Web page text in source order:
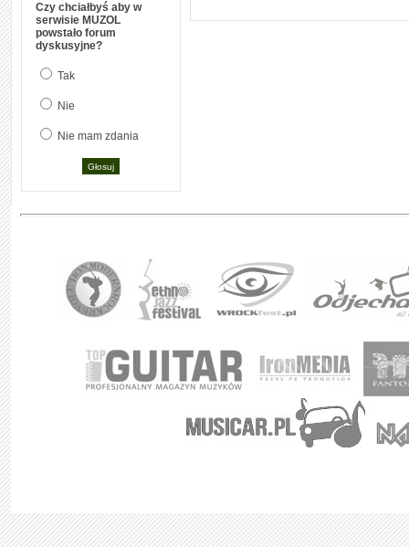
Czy chciałbyś aby w
serwisie MUZOL
powstało forum
dyskusyjne?
Tak
Nie
Nie mam zdania